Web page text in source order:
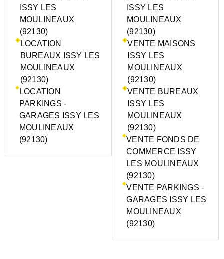
ISSY LES
MOULINEAUX
(92130)
LOCATION
BUREAUX ISSY LES
MOULINEAUX
(92130)
LOCATION
PARKINGS -
GARAGES ISSY LES
MOULINEAUX
(92130)
ISSY LES
MOULINEAUX
(92130)
VENTE MAISONS
ISSY LES
MOULINEAUX
(92130)
VENTE BUREAUX
ISSY LES
MOULINEAUX
(92130)
VENTE FONDS DE
COMMERCE ISSY
LES MOULINEAUX
(92130)
VENTE PARKINGS -
GARAGES ISSY LES
MOULINEAUX
(92130)